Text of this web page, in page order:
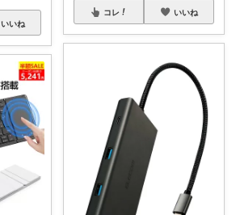
いいね
コレ いいね